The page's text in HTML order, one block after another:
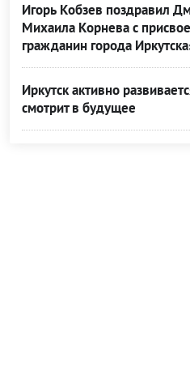
Игорь Кобзев поздравил
Михаила Корнева с
гражданин города
Иркутск активно
смотрит в будущее